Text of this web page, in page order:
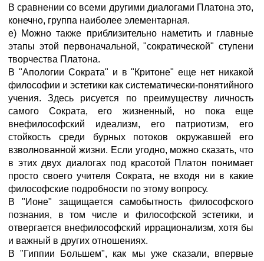
В сравнении со всеми другими диалогами Платона это,
конечно, группа наиболее элементарная.
е) Можно также приблизительно наметить и главные
этапы этой первоначальной, "сократической" ступени
творчества Платона.
В "Апологии Сократа" и в "Критоне" еще нет никакой
философии и эстетики как систематически-понятийного
учения. Здесь рисуется по преимуществу личность
самого Сократа, его жизненный, но пока еще
внефилософский идеализм, его патриотизм, его
стойкость среди бурных потоков окружавшей его
взволнованной жизни. Если угодно, можно сказать, что
в этих двух диалогах под красотой Платон понимает
просто своего учителя Сократа, не входя ни в какие
философские подробности по этому вопросу.
В "Ионе" защищается самобытность философского
познания, в том числе и философской эстетики, и
отвергается внефилософский иррационализм, хотя бы
и важный в других отношениях.
В "Гиппии Большем", как мы уже сказали, впервые